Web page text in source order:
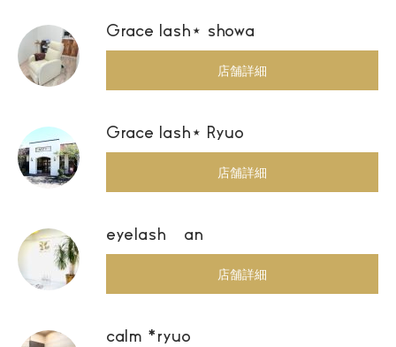
Grace lash⋆ showa
店舗詳細
Grace lash⋆ Ryuo
店舗詳細
eyelash an
店舗詳細
calm *ryuo